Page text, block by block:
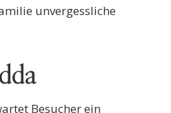
unvergessliche
Besucher ein